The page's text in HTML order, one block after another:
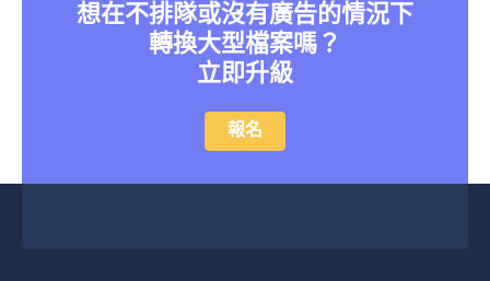
想在不排隊或沒有廣告的情況下
轉換大型檔案嗎？
立即升級
報名